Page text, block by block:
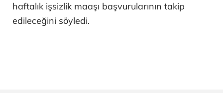
haftalık işsizlik maaşı başvurularının takip
edileceğini söyledi.